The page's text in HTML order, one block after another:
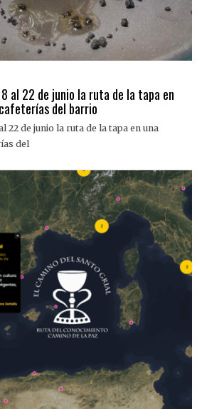
al 22 de junio la ruta de la tapa en
del barrio
22 de junio la ruta de la tapa en una
del